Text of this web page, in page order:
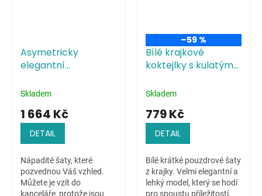
Asymetricky
elegantní
Skladem
1 664 Kč
DETAIL
Nápadité šaty, které
pozvednou Váš vzhled.
Můžete je vzít do
kanceláře, protože jsou
–59 %
Bílé krajkové
koktejlky s kulatým
Skladem
779 Kč
DETAIL
Bílé krátké pouzdrové šaty
z krajky. Velmi elegantní a
lehký model, který se hodí
pro spoustu příležitostí.